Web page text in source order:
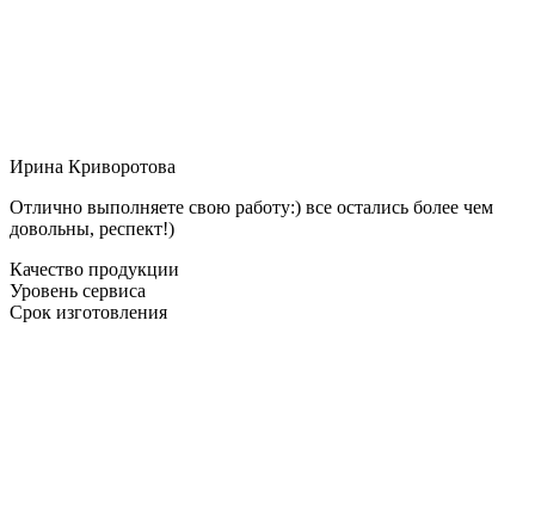
Ирина Криворотова
Отлично выполняете свою работу:) все остались более чем
довольны, респект!)
Качество продукции
Уровень сервиса
Срок изготовления